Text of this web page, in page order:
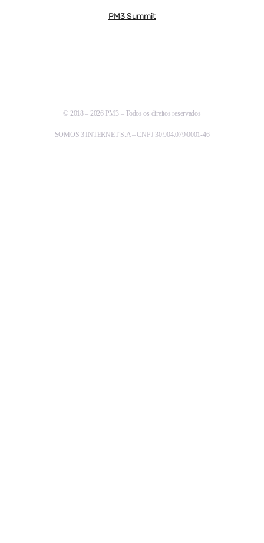
PM3 Summit
© 2018 – 2026 PM3 – Todos os direitos reservados
SOMOS 3 INTERNET S.A – CNPJ 30.904.079/0001-46